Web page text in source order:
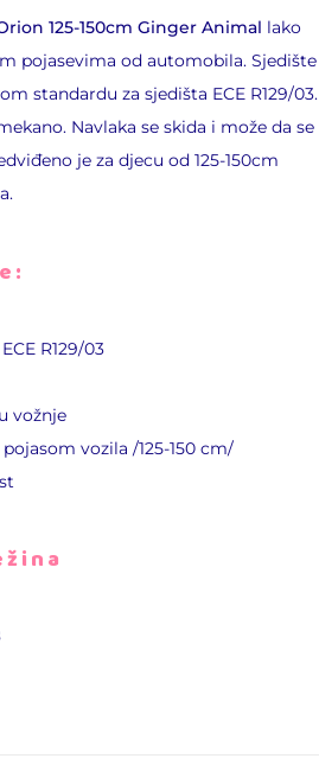
125-150cm Ginger Animal lako
pojasevima od automobila. Sjedište
standardu za sjedišta ECE R129/03.
Navlaka se skida i može da se
je za djecu od 125-150cm
R129/03
vožnje
vozila /125-150 cm/